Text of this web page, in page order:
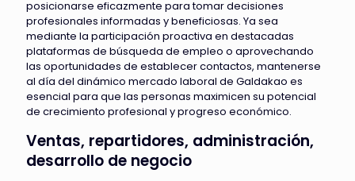
posicionarse eficazmente para tomar decisiones
profesionales informadas y beneficiosas. Ya sea
mediante la participación proactiva en destacadas
plataformas de búsqueda de empleo o aprovechando
las oportunidades de establecer contactos, mantenerse
al día del dinámico mercado laboral de Galdakao es
esencial para que las personas maximicen su potencial
de crecimiento profesional y progreso económico.
Ventas, repartidores, administración,
desarrollo de negocio